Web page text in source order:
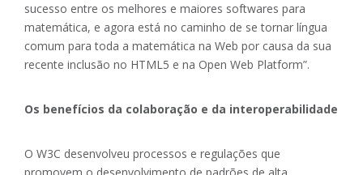
sucesso entre os melhores e maiores softwares para
matemática, e agora está no caminho de se tornar língua
comum para toda a matemática na Web por causa da sua
recente inclusão no HTML5 e na Open Web Platform”.
Os benefícios da colaboração e da interoperabilidade
O W3C desenvolveu processos e regulações que